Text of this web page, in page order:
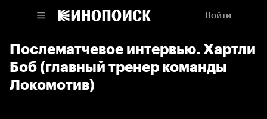
Войти
Послематчевое интервью. Хартли
Боб (главный тренер команды
Локомотив)